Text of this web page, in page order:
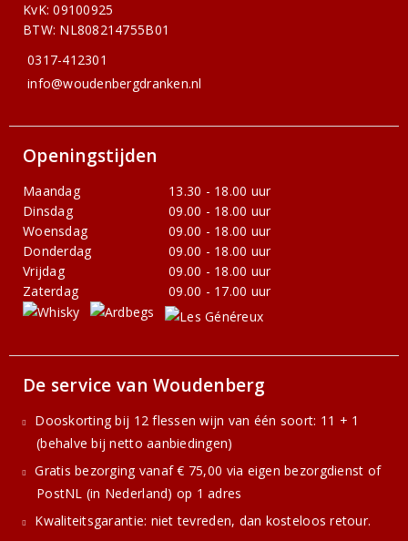
KvK: 09100925
BTW: NL808214755B01
0317-412301
info@woudenbergdranken.nl
Openingstijden
Maandag
13.30 - 18.00 uur
Dinsdag
09.00 - 18.00 uur
Woensdag
09.00 - 18.00 uur
Donderdag
09.00 - 18.00 uur
Vrijdag
09.00 - 18.00 uur
Zaterdag
09.00 - 17.00 uur
De service van Woudenberg
Dooskorting bij 12 flessen wijn van één soort: 11 + 1
(behalve bij netto aanbiedingen)
Gratis bezorging vanaf € 75,00 via eigen bezorgdienst of
PostNL (in Nederland) op 1 adres
Kwaliteitsgarantie: niet tevreden, dan kosteloos retour.